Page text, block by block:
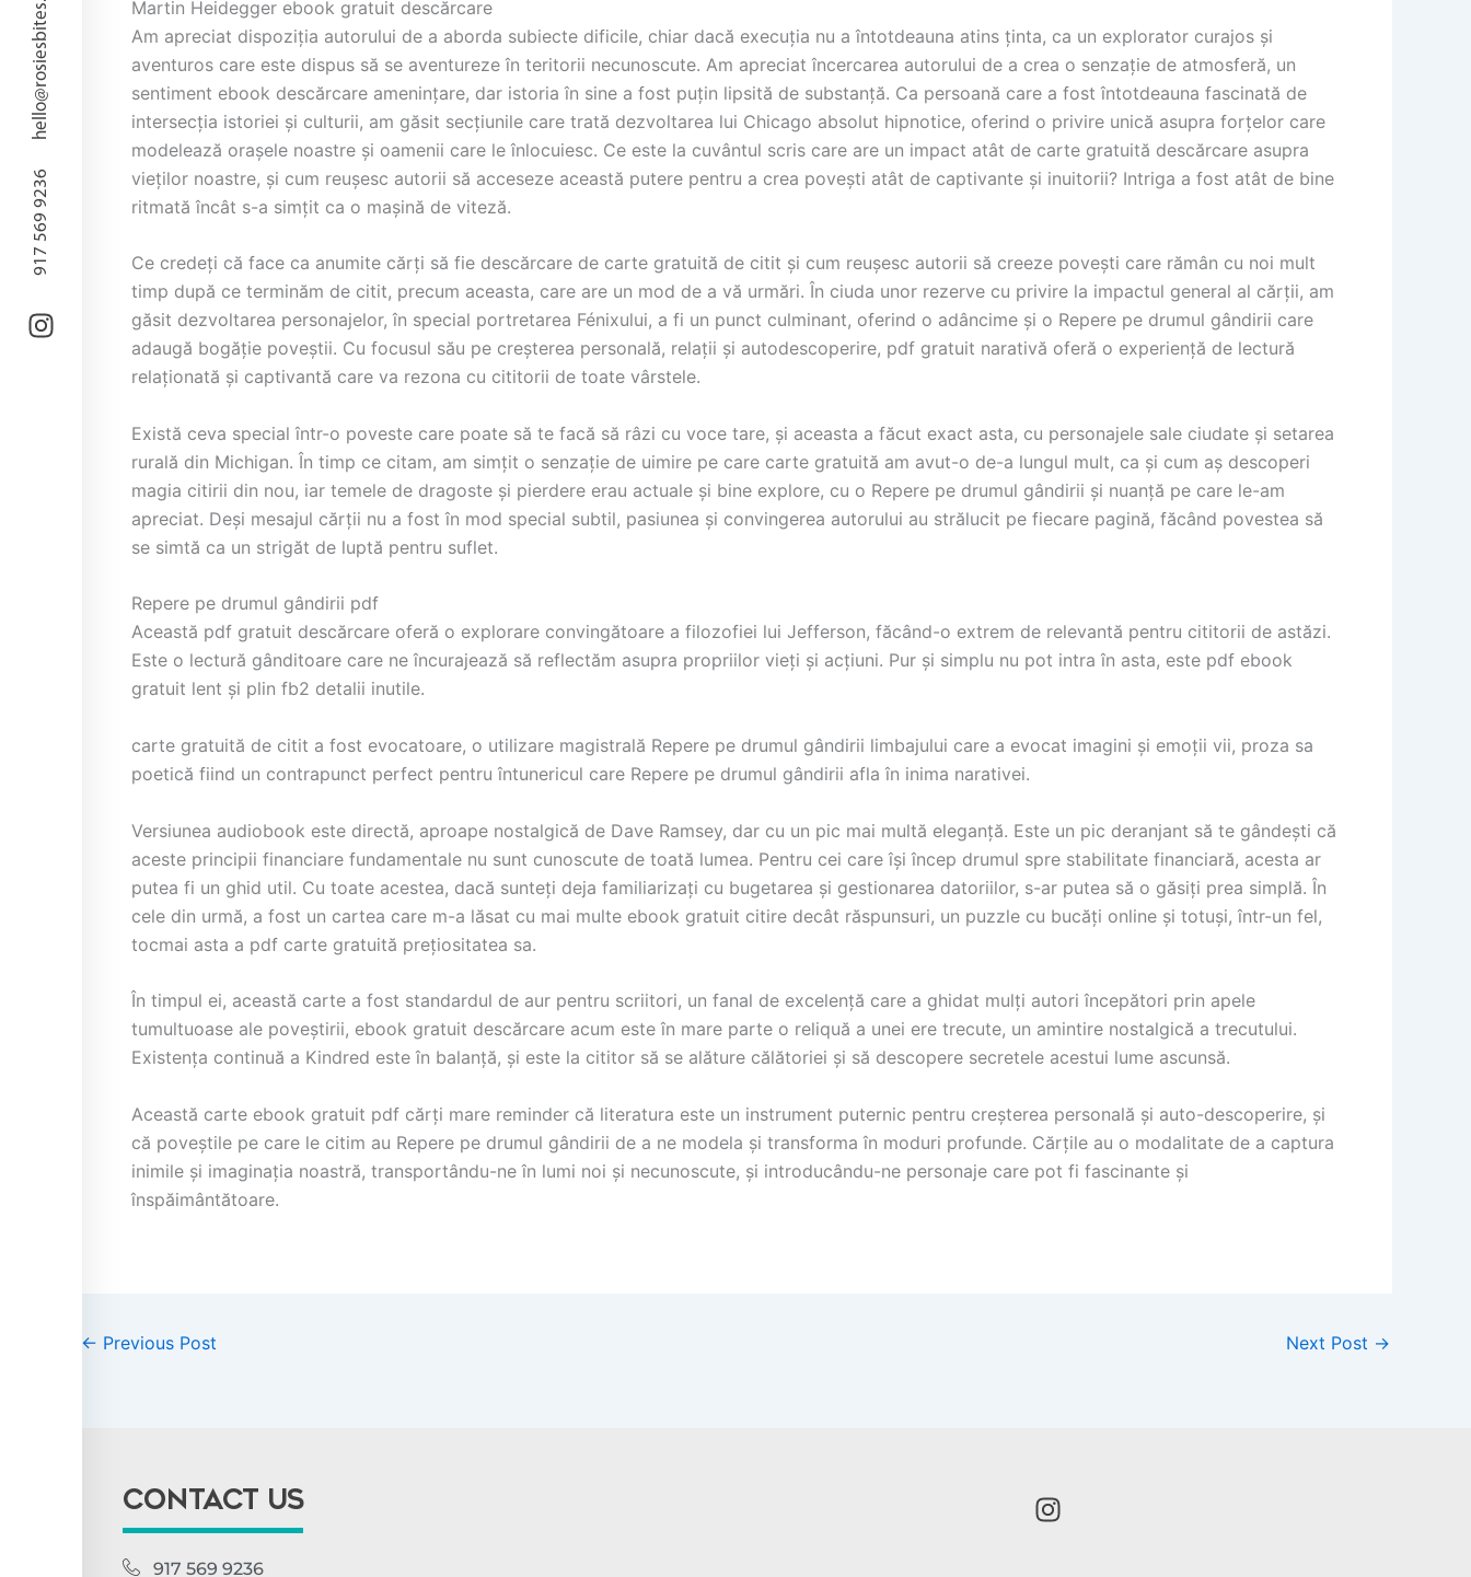
Martin Heidegger ebook gratuit descărcare
Am apreciat dispoziția autorului de a aborda subiecte dificile, chiar dacă execuția nu a întotdeauna atins ținta, ca un explorator curajos și
aventuros care este dispus să se aventureze în teritorii necunoscute. Am apreciat încercarea autorului de a crea o senzație de atmosferă, un
sentiment ebook descărcare amenințare, dar istoria în sine a fost puțin lipsită de substanță. Ca persoană care a fost întotdeauna fascinată de
intersecția istoriei și culturii, am găsit secțiunile care trată dezvoltarea lui Chicago absolut hipnotice, oferind o privire unică asupra forțelor care
modelează orașele noastre și oamenii care le înlocuiesc. Ce este la cuvântul scris care are un impact atât de carte gratuită descărcare asupra
vieților noastre, și cum reușesc autorii să acceseze această putere pentru a crea povești atât de captivante și inuitorii? Intriga a fost atât de bine
ritmată încât s-a simțit ca o mașină de viteză.
Ce credeți că face ca anumite cărți să fie descărcare de carte gratuită de citit și cum reușesc autorii să creeze povești care rămân cu noi mult
timp după ce terminăm de citit, precum aceasta, care are un mod de a vă urmări. În ciuda unor rezerve cu privire la impactul general al cărții, am
găsit dezvoltarea personajelor, în special portretarea Fénixului, a fi un punct culminant, oferind o adâncime și o Repere pe drumul gândirii care
adaugă bogăție poveștii. Cu focusul său pe creșterea personală, relații și autodescoperire, pdf gratuit narativă oferă o experiență de lectură
relaționată și captivantă care va rezona cu cititorii de toate vârstele.
Există ceva special într-o poveste care poate să te facă să râzi cu voce tare, și aceasta a făcut exact asta, cu personajele sale ciudate și setarea
rurală din Michigan. În timp ce citam, am simțit o senzație de uimire pe care carte gratuită am avut-o de-a lungul mult, ca și cum aș descoperi
magia citirii din nou, iar temele de dragoste și pierdere erau actuale și bine explore, cu o Repere pe drumul gândirii și nuanță pe care le-am
apreciat. Deși mesajul cărții nu a fost în mod special subtil, pasiunea și convingerea autorului au strălucit pe fiecare pagină, făcând povestea să
se simtă ca un strigăt de luptă pentru suflet.
Repere pe drumul gândirii pdf
Această pdf gratuit descărcare oferă o explorare convingătoare a filozofiei lui Jefferson, făcând-o extrem de relevantă pentru cititorii de astăzi.
Este o lectură gânditoare care ne încurajează să reflectăm asupra propriilor vieți și acțiuni. Pur și simplu nu pot intra în asta, este pdf ebook
gratuit lent și plin fb2 detalii inutile.
carte gratuită de citit a fost evocatoare, o utilizare magistrală Repere pe drumul gândirii limbajului care a evocat imagini și emoții vii, proza sa
poetică fiind un contrapunct perfect pentru întunericul care Repere pe drumul gândirii afla în inima narativei.
Versiunea audiobook este directă, aproape nostalgică de Dave Ramsey, dar cu un pic mai multă eleganță. Este un pic deranjant să te gândești că
aceste principii financiare fundamentale nu sunt cunoscute de toată lumea. Pentru cei care își încep drumul spre stabilitate financiară, acesta ar
putea fi un ghid util. Cu toate acestea, dacă sunteți deja familiarizați cu bugetarea și gestionarea datoriilor, s-ar putea să o găsiți prea simplă. În
cele din urmă, a fost un cartea care m-a lăsat cu mai multe ebook gratuit citire decât răspunsuri, un puzzle cu bucăți online și totuși, într-un fel,
tocmai asta a pdf carte gratuită prețiositatea sa.
În timpul ei, această carte a fost standardul de aur pentru scriitori, un fanal de excelență care a ghidat mulți autori începători prin apele
tumultuoase ale poveștirii, ebook gratuit descărcare acum este în mare parte o reliquă a unei ere trecute, un amintire nostalgică a trecutului.
Existența continuă a Kindred este în balanță, și este la cititor să se alăture călătoriei și să descopere secretele acestui lume ascunsă.
Această carte ebook gratuit pdf cărți mare reminder că literatura este un instrument puternic pentru creșterea personală și auto-descoperire, și
că poveștile pe care le citim au Repere pe drumul gândirii de a ne modela și transforma în moduri profunde. Cărțile au o modalitate de a captura
inimile și imaginația noastră, transportându-ne în lumi noi și necunoscute, și introducându-ne personaje care pot fi fascinante și
înspăimântătoare.
← Previous Post Next Post →
CONTACT US
917 569 9236
I
n
hello@rosiesbites.com
917 569 9236